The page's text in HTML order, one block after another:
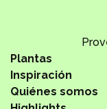
Plantas
Inspiración
Quiénes somos